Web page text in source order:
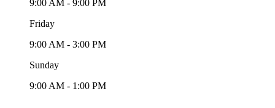
9:00 AM - 9:00 PM
Friday
9:00 AM - 3:00 PM
Sunday
9:00 AM - 1:00 PM